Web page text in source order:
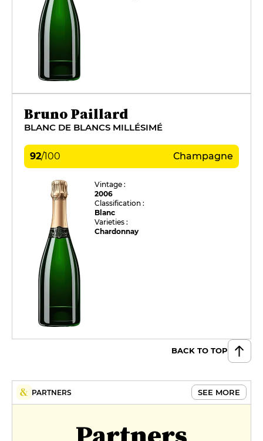
Bruno Paillard
BLANC DE BLANCS MILLÉSIMÉ
92/100 Champagne
Vintage :
2006
Classification :
Blanc
Varieties :
Chardonnay
BACK TO TOP
PARTNERS SEE MORE